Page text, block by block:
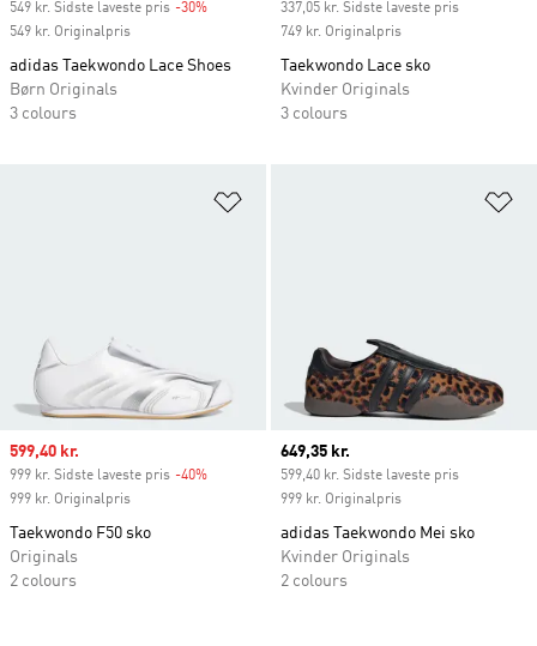
549 kr. Sidste laveste pris -30%
549 kr. Originalpris
adidas Taekwondo Lace Shoes
Børn Originals
3 colours
337,05 kr. Sidste laveste pris
749 kr. Originalpris
Taekwondo Lace sko
Kvinder Originals
3 colours
Sale price
599,40 kr.
999 kr. Sidste laveste pris -40%
999 kr. Originalpris
Taekwondo F50 sko
Originals
2 colours
Current price
649,35 kr.
599,40 kr. Sidste laveste pris
999 kr. Originalpris
adidas Taekwondo Mei sko
Kvinder Originals
2 colours